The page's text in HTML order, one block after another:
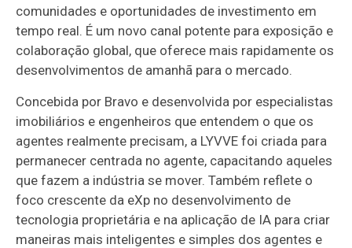
comunidades e oportunidades de investimento em
tempo real. É um novo canal potente para exposição e
colaboração global, que oferece mais rapidamente os
desenvolvimentos de amanhã para o mercado.
Concebida por Bravo e desenvolvida por especialistas
imobiliários e engenheiros que entendem o que os
agentes realmente precisam, a LYVVE foi criada para
permanecer centrada no agente, capacitando aqueles
que fazem a indústria se mover. Também reflete o
foco crescente da eXp no desenvolvimento de
tecnologia proprietária e na aplicação de IA para criar
maneiras mais inteligentes e simples dos agentes e